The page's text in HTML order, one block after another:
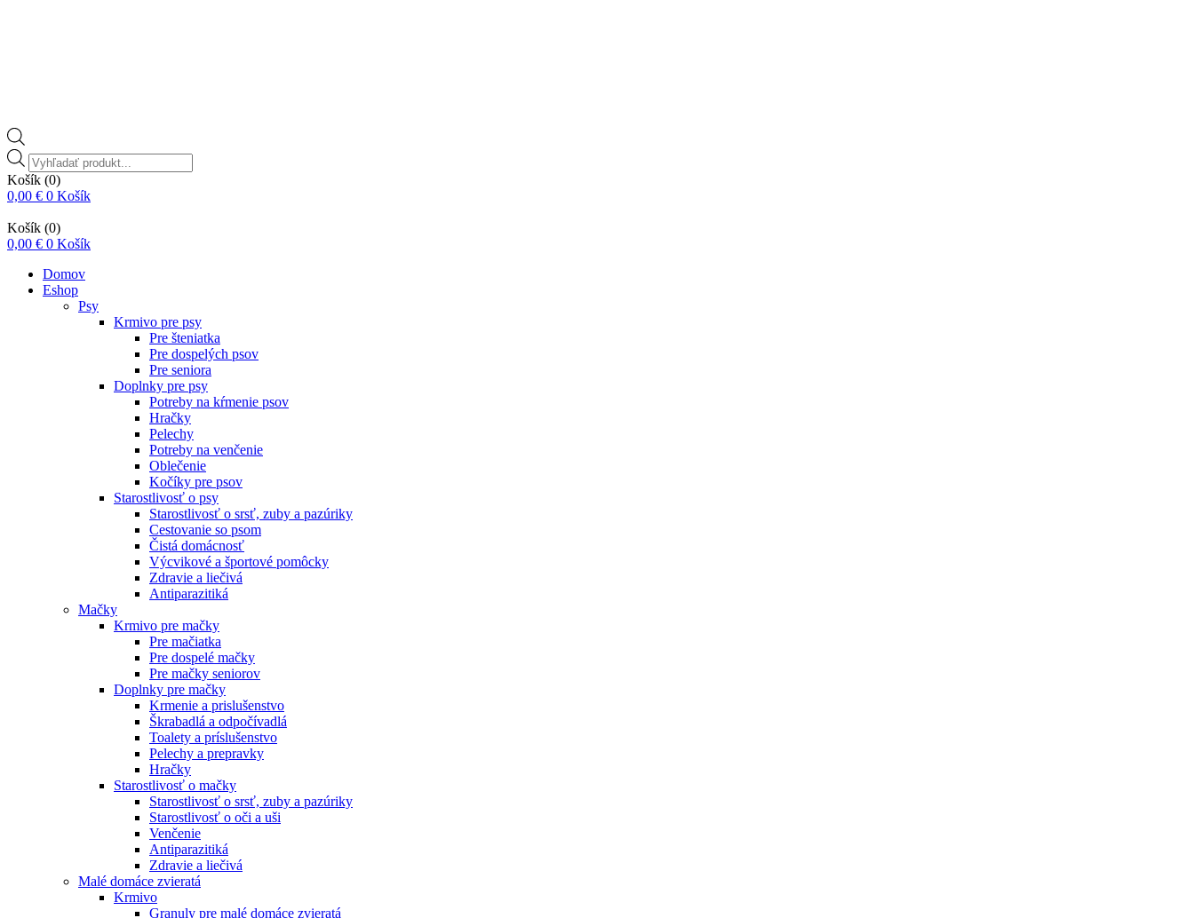
Vyhľadávanie
produktov
Košík (0)
0,00 € 0 Košík
Košík (0)
0,00 € 0 Košík
Domov
Eshop
Psy
Krmivo pre psy
Pre šteniatka
Pre dospelých psov
Pre seniora
Doplnky pre psy
Potreby na kŕmenie psov
Hračky
Pelechy
Potreby na venčenie
Oblečenie
Kočíky pre psov
Starostlivosť o psy
Starostlivosť o srsť, zuby a pazúriky
Cestovanie so psom
Čistá domácnosť
Výcvikové a športové pomôcky
Zdravie a liečivá
Antiparazitiká
Mačky
Krmivo pre mačky
Pre mačiatka
Pre dospelé mačky
Pre mačky seniorov
Doplnky pre mačky
Krmenie a prislušenstvo
Škrabadlá a odpočívadlá
Toalety а príslušenstvo
Pelechy a prepravky
Hračky
Starostlivosť o mačky
Starostlivosť o srsť, zuby a pazúriky
Starostlivosť o oči a uši
Venčenie
Antiparazitiká
Zdravie a liečivá
Malé domáce zvieratá
Krmivo
Granuly pre malé domáce zvieratá